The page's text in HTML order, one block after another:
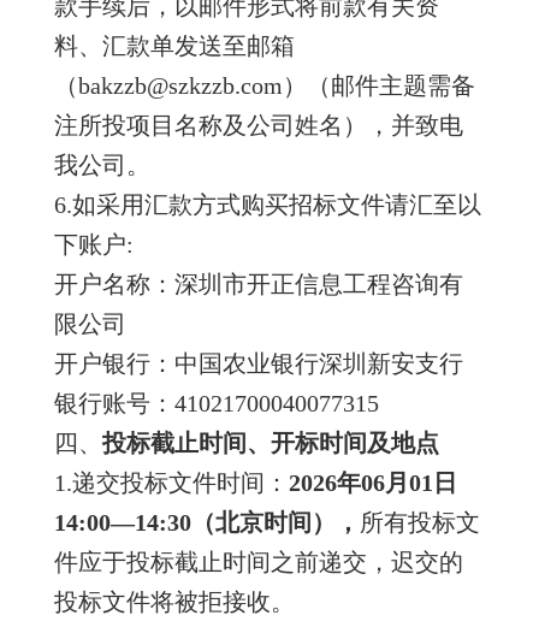
款手续后，以邮件形式将前款有关资
料、汇款单发送至邮箱
（bakzzb@szkzzb.com）（邮件主题需备
注所投项目名称及公司姓名），并致电
我公司。
6.如采用汇款方式购买招标文件请汇至以
下账户:
开户名称：深圳市开正信息工程咨询有
限公司
开户银行：中国农业银行深圳新安支行
银行账号：41021700040077315
四、 投标截止时间、开标时间及地点
1.递交投标文件时间： 2026年06月 01 日
14:00—14:30（北京时间）， 所有投标文
件应于投标截止时间之前递交，迟交的
投标文件将被拒接收。